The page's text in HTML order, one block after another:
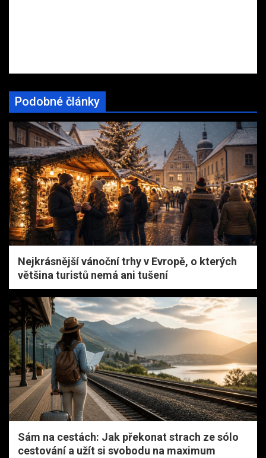
Podobné články
Nejkrásnější vánoční trhy v Evropě, o kterých
většina turistů nemá ani tušení
Sám na cestách: Jak překonat strach ze sólo
cestování a užít si svobodu na maximum